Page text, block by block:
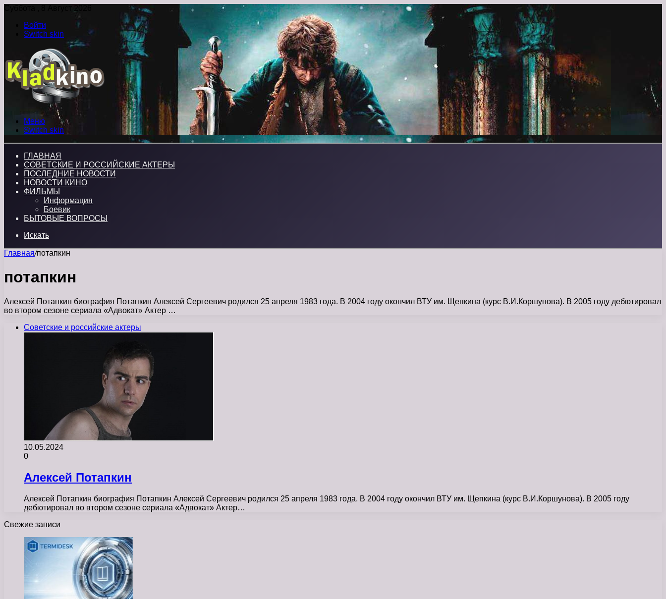
Суббота , 8 Август 2026
Войти
Switch skin
Меню
Switch skin
ГЛАВНАЯ
СОВЕТСКИЕ И РОССИЙСКИЕ АКТЕРЫ
ПОСЛЕДНИЕ НОВОСТИ
НОВОСТИ КИНО
ФИЛЬМЫ
Информация
Боевик
БЫТОВЫЕ ВОПРОСЫ
Искать
Главная/потапкин
потапкин
Алексей Потапкин биография Потапкин Алексей Сергеевич родился 25 апреля 1983 года. В 2004 году окончил ВТУ им. Щепкина (курс В.И.Коршунова). В 2005 году дебютировал
во втором сезоне сериала «Адвокат» Актер …
Советские и российские актеры
10.05.2024
0
Алексей Потапкин
Алексей Потапкин биография Потапкин Алексей Сергеевич родился 25 апреля 1983 года. В 2004 году окончил ВТУ им. Щепкина (курс В.И.Коршунова). В 2005 году
дебютировал во втором сезоне сериала «Адвокат» Актер…
Свежие записи